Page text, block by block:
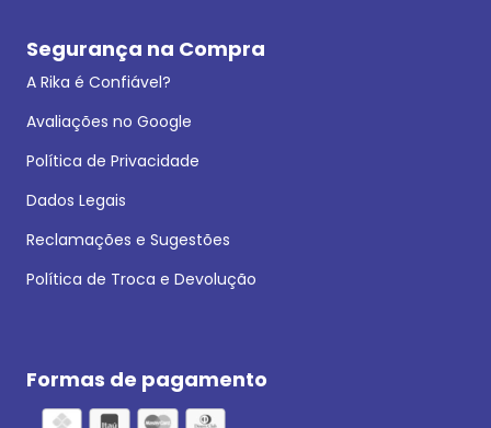
Segurança na Compra
A Rika é Confiável?
Avaliações no Google
Política de Privacidade
Dados Legais
Reclamações e Sugestões
Política de Troca e Devolução
Formas de pagamento